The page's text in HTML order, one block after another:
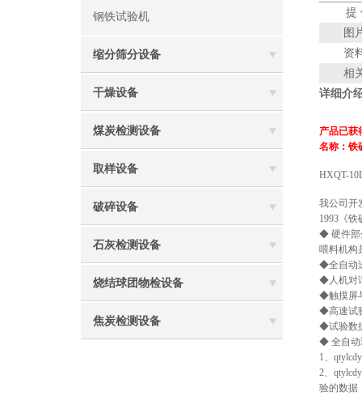
钢铁试验机
缩分筛分设备
干燥设备
煤炭检测设备
取样设备
破碎设备
石灰检测设备
烧结球团物检设备
焦炭检测设备
提
图
资
相
详细介
产品已获
名称： 铁
HXQT-
我公司开
1993《
◆ 硬件
喂料机构
◆全自动
◆人机对
◆触摸屏
◆高速试
◆试验数
◆ 全自
1、
2、
验的数据